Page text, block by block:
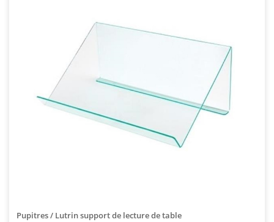
Pupitres / Lutrin support de lecture de table